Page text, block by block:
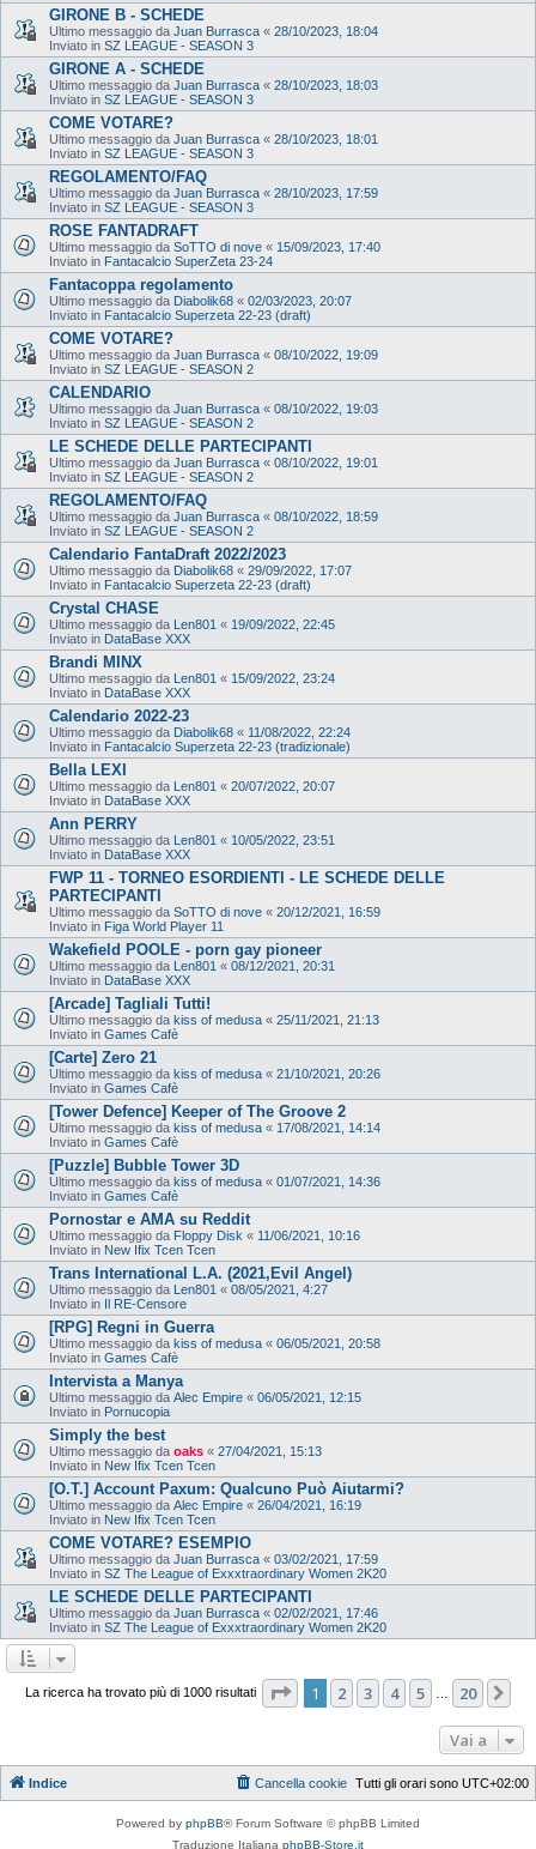
GIRONE B - SCHEDE
Ultimo messaggio da Juan Burrasca « 28/10/2023, 18:04
Inviato in SZ LEAGUE - SEASON 3
GIRONE A - SCHEDE
Ultimo messaggio da Juan Burrasca « 28/10/2023, 18:03
Inviato in SZ LEAGUE - SEASON 3
COME VOTARE?
Ultimo messaggio da Juan Burrasca « 28/10/2023, 18:01
Inviato in SZ LEAGUE - SEASON 3
REGOLAMENTO/FAQ
Ultimo messaggio da Juan Burrasca « 28/10/2023, 17:59
Inviato in SZ LEAGUE - SEASON 3
ROSE FANTADRAFT
Ultimo messaggio da SoTTO di nove « 15/09/2023, 17:40
Inviato in Fantacalcio SuperZeta 23-24
Fantacoppa regolamento
Ultimo messaggio da Diabolik68 « 02/03/2023, 20:07
Inviato in Fantacalcio Superzeta 22-23 (draft)
COME VOTARE?
Ultimo messaggio da Juan Burrasca « 08/10/2022, 19:09
Inviato in SZ LEAGUE - SEASON 2
CALENDARIO
Ultimo messaggio da Juan Burrasca « 08/10/2022, 19:03
Inviato in SZ LEAGUE - SEASON 2
LE SCHEDE DELLE PARTECIPANTI
Ultimo messaggio da Juan Burrasca « 08/10/2022, 19:01
Inviato in SZ LEAGUE - SEASON 2
REGOLAMENTO/FAQ
Ultimo messaggio da Juan Burrasca « 08/10/2022, 18:59
Inviato in SZ LEAGUE - SEASON 2
Calendario FantaDraft 2022/2023
Ultimo messaggio da Diabolik68 « 29/09/2022, 17:07
Inviato in Fantacalcio Superzeta 22-23 (draft)
Crystal CHASE
Ultimo messaggio da Len801 « 19/09/2022, 22:45
Inviato in DataBase XXX
Brandi MINX
Ultimo messaggio da Len801 « 15/09/2022, 23:24
Inviato in DataBase XXX
Calendario 2022-23
Ultimo messaggio da Diabolik68 « 11/08/2022, 22:24
Inviato in Fantacalcio Superzeta 22-23 (tradizionale)
Bella LEXI
Ultimo messaggio da Len801 « 20/07/2022, 20:07
Inviato in DataBase XXX
Ann PERRY
Ultimo messaggio da Len801 « 10/05/2022, 23:51
Inviato in DataBase XXX
FWP 11 - TORNEO ESORDIENTI - LE SCHEDE DELLE
PARTECIPANTI
Ultimo messaggio da SoTTO di nove « 20/12/2021, 16:59
Inviato in Figa World Player 11
Wakefield POOLE - porn gay pioneer
Ultimo messaggio da Len801 « 08/12/2021, 20:31
Inviato in DataBase XXX
[Arcade] Tagliali Tutti!
Ultimo messaggio da kiss of medusa « 25/11/2021, 21:13
Inviato in Games Cafè
[Carte] Zero 21
Ultimo messaggio da kiss of medusa « 21/10/2021, 20:26
Inviato in Games Cafè
[Tower Defence] Keeper of The Groove 2
Ultimo messaggio da kiss of medusa « 17/08/2021, 14:14
Inviato in Games Cafè
[Puzzle] Bubble Tower 3D
Ultimo messaggio da kiss of medusa « 01/07/2021, 14:36
Inviato in Games Cafè
Pornostar e AMA su Reddit
Ultimo messaggio da Floppy Disk « 11/06/2021, 10:16
Inviato in New Ifix Tcen Tcen
Trans International L.A. (2021,Evil Angel)
Ultimo messaggio da Len801 « 08/05/2021, 4:27
Inviato in Il RE-Censore
[RPG] Regni in Guerra
Ultimo messaggio da kiss of medusa « 06/05/2021, 20:58
Inviato in Games Cafè
Intervista a Manya
Ultimo messaggio da Alec Empire « 06/05/2021, 12:15
Inviato in Pornucopia
Simply the best
Ultimo messaggio da oaks « 27/04/2021, 15:13
Inviato in New Ifix Tcen Tcen
[O.T.] Account Paxum: Qualcuno Può Aiutarmi?
Ultimo messaggio da Alec Empire « 26/04/2021, 16:19
Inviato in New Ifix Tcen Tcen
COME VOTARE? ESEMPIO
Ultimo messaggio da Juan Burrasca « 03/02/2021, 17:59
Inviato in SZ The League of Exxxtraordinary Women 2K20
LE SCHEDE DELLE PARTECIPANTI
Ultimo messaggio da Juan Burrasca « 02/02/2021, 17:46
Inviato in SZ The League of Exxxtraordinary Women 2K20
La ricerca ha trovato più di 1000 risultati Pagina di 20
1 2 3 4 5 20
Vai a
Indice Tutti gli orari sono UTC+02:00
Cancella cookie
Powered by phpBB® Forum Software © phpBB Limited
Traduzione Italiana phpBB-Store.it